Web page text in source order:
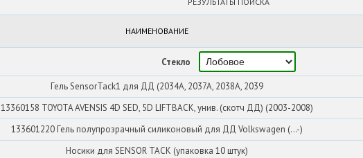
НАИМЕНОВАНИЕ
Стекло
Гель SensorTack1 для ДД (2034A, 2037A, 2038A, 2039
13360158 TOYOTA AVENSIS 4D SED, 5D LIFTBACK, унив. (скотч ДД) (2003-2008)
133601220 Гель полупрозрачный силиконовый для ДД Volkswagen (...-)
Носики для SENSOR TACK (упаковка 10 штук)